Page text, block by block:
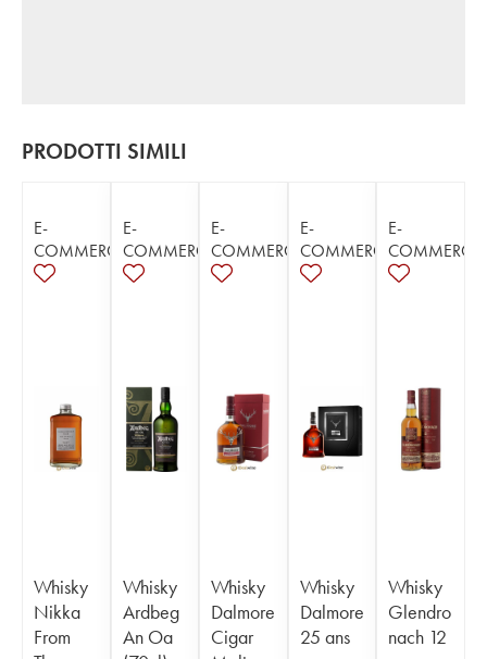
PRODOTTI SIMILI
E-
COMMERCE
Whisky
Nikka
From
E-
COMMERCE
Whisky
Ardbeg
An Oa
E-
COMMERCE
Whisky
Dalmore
Cigar
E-
COMMERCE
Whisky
Dalmore
25 ans
E-
COMMERCE
Whisky
Glendro
nach 12